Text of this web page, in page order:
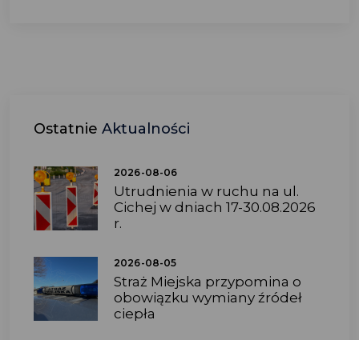
Ostatnie Aktualności
2026-08-06
Utrudnienia w ruchu na ul.
Cichej w dniach 17-30.08.2026
r.
2026-08-05
Straż Miejska przypomina o
obowiązku wymiany źródeł
ciepła